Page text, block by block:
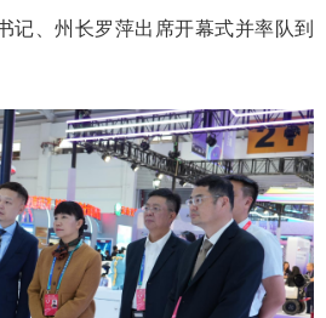
记、州长罗萍出席开幕式并率队到